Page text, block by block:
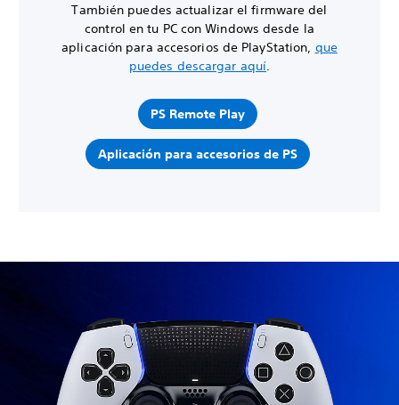
También puedes actualizar el firmware del
control en tu PC con Windows desde la
aplicación para accesorios de PlayStation, que
puedes descargar aquí.
PS Remote Play
Aplicación para accesorios de PS